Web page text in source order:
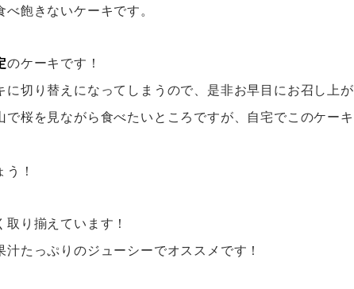
飽きないケーキです。
のケーキです！
切り替えになってしまうので、是非お早目にお召し上
桜を見ながら食べたいところですが、自宅でこのケー
！
取り揃えています！
たっぷりのジューシーでオススメです！